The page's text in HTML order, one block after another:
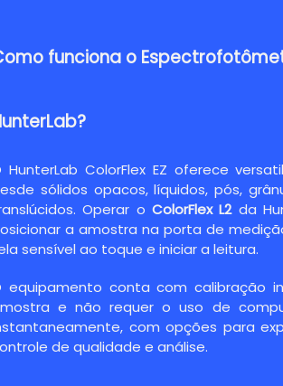
funciona o
HunterLab ColorFlex EZ oferece
sólidos opacos, líquidos, pós,
Operar oColorFlex L2da
a amostra na porta de
sensível ao toque e iniciar a leitura.
equipamento conta com calibração
e não requer o uso de
com opções para
de qualidade e análise.